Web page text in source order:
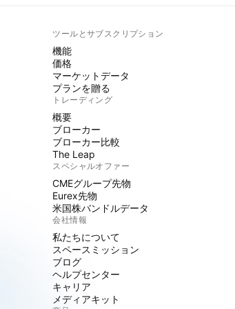
ツールとサブスクリプション
機能
価格
マーケットデータ
プランを贈る
トレーディング
概要
ブローカー
ブローカー比較
The Leap
スペシャルオファー
CMEグループ先物
Eurex先物
米国株バンドルデータ
会社情報
私たちについて
スペースミッション
ブログ
ヘルプセンター
キャリア
メディアキット